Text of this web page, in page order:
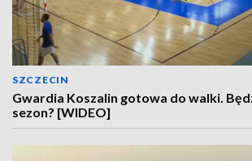
SZCZECIN
Gwardia Koszalin gotowa do walki.
sezon? [WIDEO]